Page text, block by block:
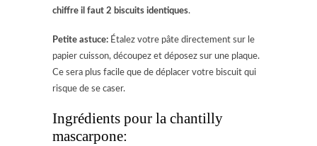
chiffre il faut 2 biscuits identiques.
Petite astuce: Étalez votre pâte directement sur le
papier cuisson, découpez et déposez sur une plaque.
Ce sera plus facile que de déplacer votre biscuit qui
risque de se caser.
Ingrédients pour la chantilly
mascarpone: